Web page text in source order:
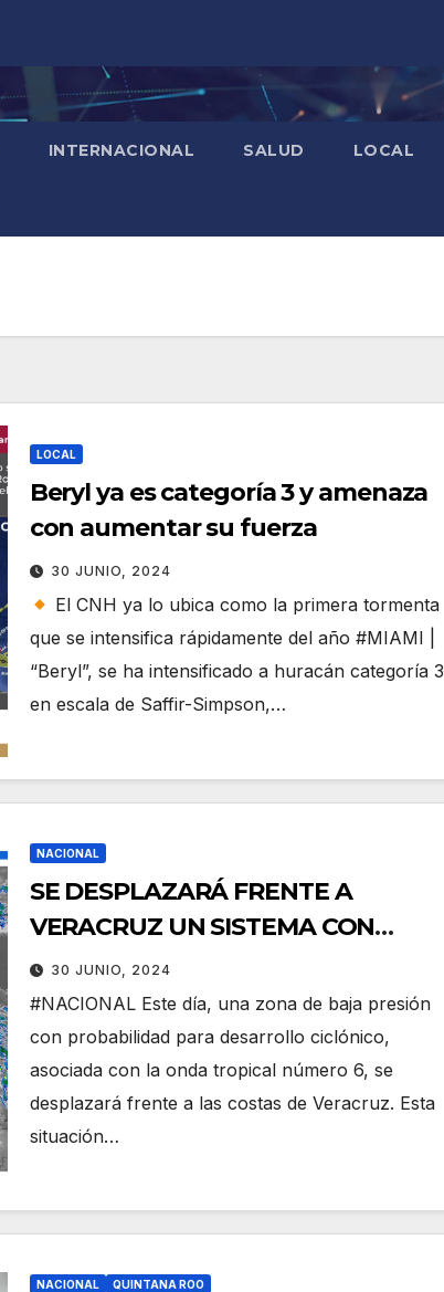
INTERNACIONAL SALUD LOCAL
LOCAL
Beryl ya es categoría 3 y amenaza
con aumentar su fuerza
30 JUNIO, 2024
El CNH ya lo ubica como la primera tormenta
que se intensifica rápidamente del año #MIAMI |
“Beryl”, se ha intensificado a huracán categoría 3
en escala de Saffir-Simpson,…
NACIONAL
SE DESPLAZARÁ FRENTE A
VERACRUZ UN SISTEMA CON
PROBABILIDADES DE
DESARROLLO CICLÓNICO
30 JUNIO, 2024
#NACIONAL Este día, una zona de baja presión
con probabilidad para desarrollo ciclónico,
asociada con la onda tropical número 6, se
desplazará frente a las costas de Veracruz. Esta
situación…
NACIONAL QUINTANA ROO